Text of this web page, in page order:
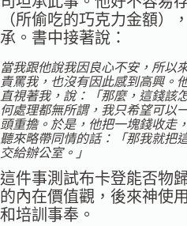
（所偷吃的巧克力金額）
承。書中接著說：
當我跟他說我因良心不安，所以
責罵我，也沒有因此感到高興。
直視著我，說：「那麼，這錢該
何處理都無所謂，我只希望可以
頭重擔。於是，他把一塊錢收走
聽來略帶同情的話：「那我就把
交給辦公室。」
這件事測試布卡登能否物
的內在價值觀，後來神使
和培訓事奉。